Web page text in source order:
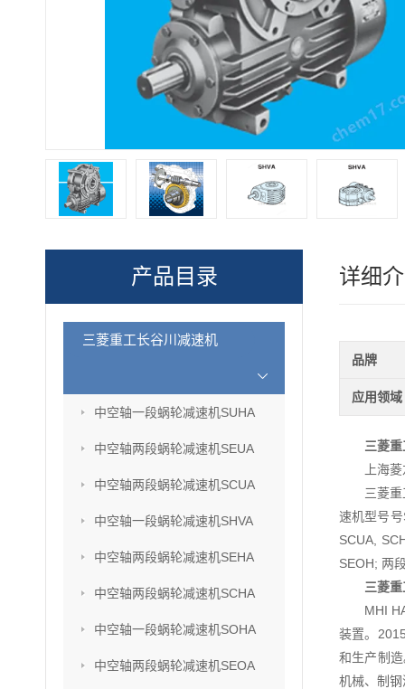
产品目录
三菱重工长谷川减速机
中空轴一段蜗轮减速机SUHA
中空轴两段蜗轮减速机SEUA
中空轴两段蜗轮减速机SCUA
中空轴一段蜗轮减速机SHVA
中空轴两段蜗轮减速机SEHA
中空轴两段蜗轮减速机SCHA
中空轴一段蜗轮减速机SOHA
中空轴两段蜗轮减速机SEOA
详细
品牌
应用领域
三菱
上海
三菱
速机型号
SCUA,
SEOH; 两
三菱
MHI
装置。
和生产制
机械、制